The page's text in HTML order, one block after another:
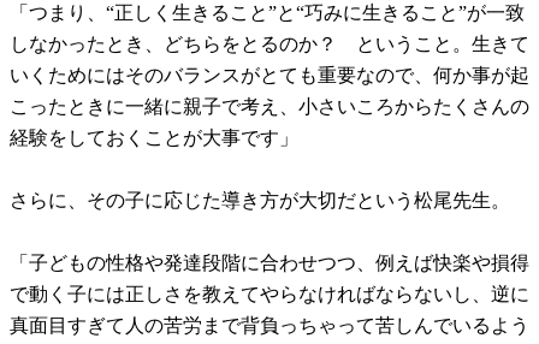
「つまり、“正しく生きること”と“巧みに生きること”が一致
しなかったとき、どちらをとるのか？ ということ。生きて
いくためにはそのバランスがとても重要なので、何か事が起
こったときに一緒に親子で考え、小さいころからたくさんの
経験をしておくことが大事です」
さらに、その子に応じた導き方が大切だという松尾先生。
「子どもの性格や発達段階に合わせつつ、例えば快楽や損得
で動く子には正しさを教えてやらなければならないし、逆に
真面目すぎて人の苦労まで背負っちゃって苦しんでいるよう